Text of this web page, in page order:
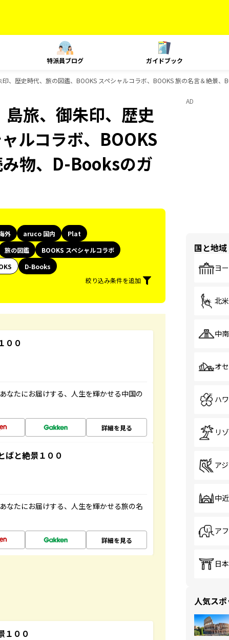
特派員ブログ ガイドブック
、歴史時代、旅の図鑑、BOOKS スペシャルコラボ、BOOKS 旅の名言＆絶景、
旅、御朱印、歴史
ルコラボ、BOOKS
物、D-Booksのガ
外 aruco 国内
Plat
旅の図鑑
BOOKS スペシャルコラボ
D-Books
絞り込み条件を追加
００
なたにお届けする、人生を輝かせる中国の
詳細を見る
ばと絶景１００
なたにお届けする、人生を輝かせる旅の名
詳細を見る
１００
AD
国と地域
ヨ
北米
中
オ
ハ
リ
ア
中
ア
日本
人気スポ